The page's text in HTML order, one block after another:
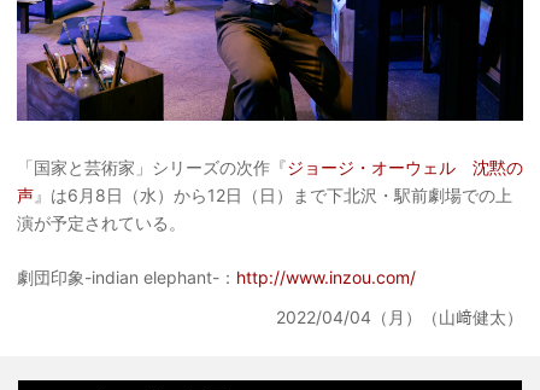
「国家と芸術家」シリーズの次作『ジョージ・オーウェル 沈黙の
声』は6月8日（水）から12日（日）まで下北沢・駅前劇場での上
演が予定されている。
劇団印象-indian elephant-： http://www.inzou.com/
2022/04/04（月）（山﨑健太）